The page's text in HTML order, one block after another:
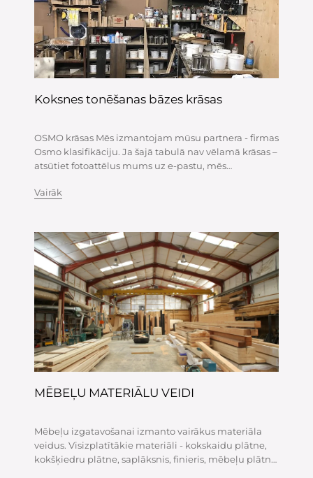
Koksnes tonēšanas bāzes krāsas
OSMO krāsas Mēs izmantojam mūsu partnera - firmas
Osmo klasifikāciju. Ja šajā tabulā nav vēlamā krāsas –
atsūtiet fotoattēlus mums uz e-pastu, mēs
kreisi - viens slānis, Pa labi - divi slāņi. Koksnes krāsas
Vairāk
MĒBEĻU MATERIĀLU VEIDI
Mēbeļu izgatavošanai izmanto vairākus materiāla
veidus. Visizplatītākie materiāli - kokskaidu plātne,
kokšķiedru plātne, saplāksnis, finieris, mēbeļu plātne